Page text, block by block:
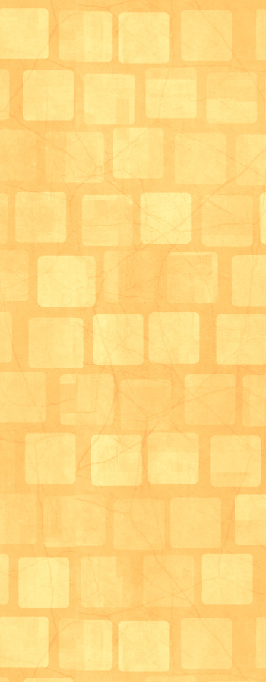
・柚木ホームヘルパーステーションの井上
・やさしい手茨木店の森さん、野村さん
今回の対象者はこんな方↓
少し見にくいかもしれませんが、、、
事前にこのシートを各事業所の方々へFAX
３０分での時間の中、出来上がったものが
真中が葦原の中津さん、上田さん作